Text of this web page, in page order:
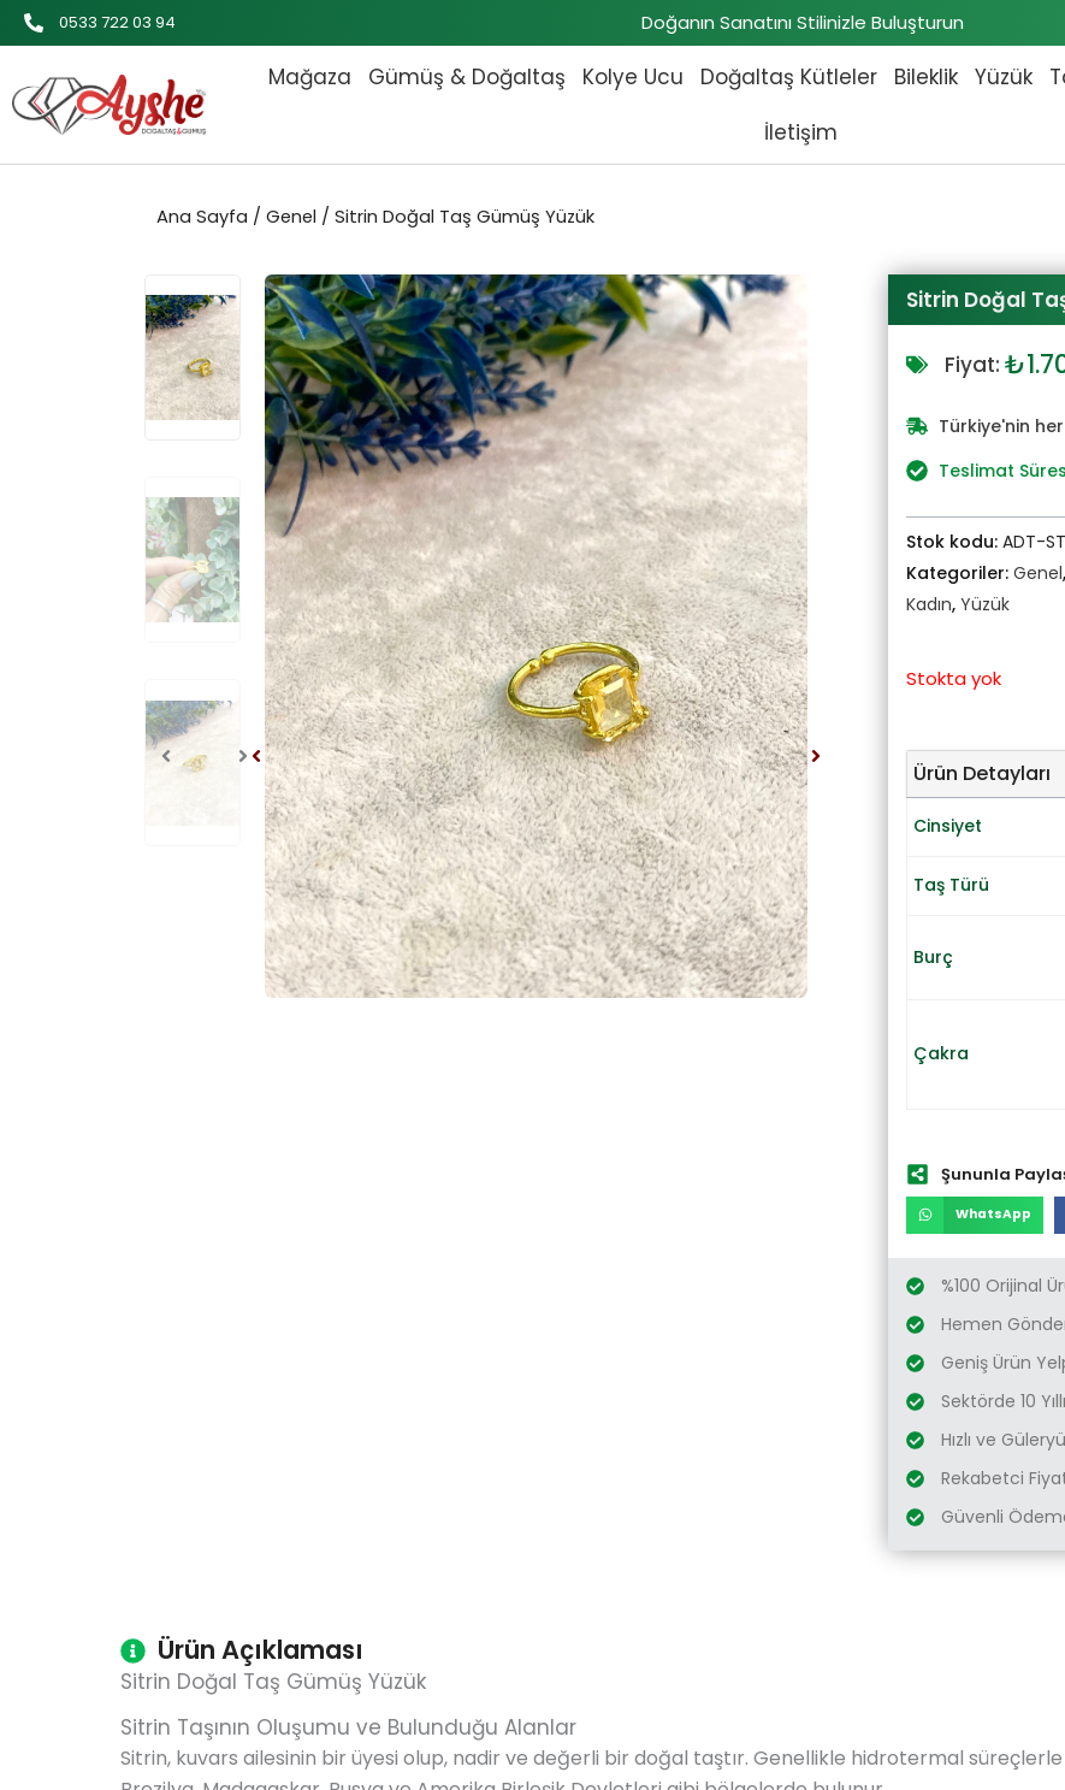
İçeriğe
atla
0533 722 03 94 Doğanın Sanatını Stilinizle Buluşturun
Mağaza Gümüş & Doğaltaş Kolye Ucu Doğaltaş Kütleler Bileklik Yüzük
İletişim
Ana Sayfa / Genel / Sitrin Doğal Taş Gümüş Yüzük
Sitrin Doğal
Fiyat: ₺
Türkiye'nin
Teslimat
Stok kodu: ADT-
Kategoriler: Genel,
Kadın, Yüzük
Stokta yok
Ürün Detayları
Cinsiyet
Taş Türü
Burç
Çakra
Şununla
WhatsApp
%100 Orijinal
Hemen
Geniş Ürün
Sektörde 10
Hızlı ve
Rekabetci
Güvenli
Ürün Açıklaması
Sitrin Doğal Taş Gümüş Yüzük
Sitrin Taşının Oluşumu ve Bulunduğu Alanlar
Sitrin, kuvars ailesinin bir üyesi olup, nadir ve değerli bir doğal taştır. Genellikle hidrotermal